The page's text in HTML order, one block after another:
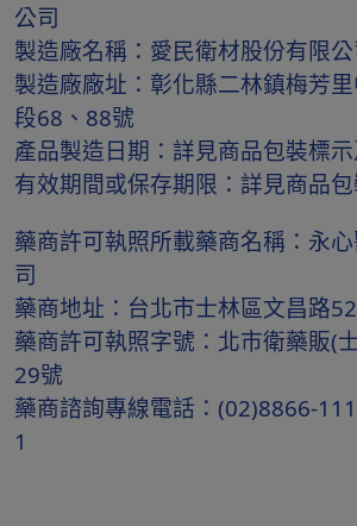
公司
製造廠名稱：愛民衛材股份有限公
製造廠廠址：彰化縣二林鎮梅芳
段68、88號
產品製造日期：詳見商品包裝標
有效期間或保存期限：詳見商品
藥商許可執照所載藥商名稱：永
司
藥商地址：台北市士林區文昌路
藥商許可執照字號：北市衛藥販(
29號
藥商諮詢專線電話：(02)8866-
1